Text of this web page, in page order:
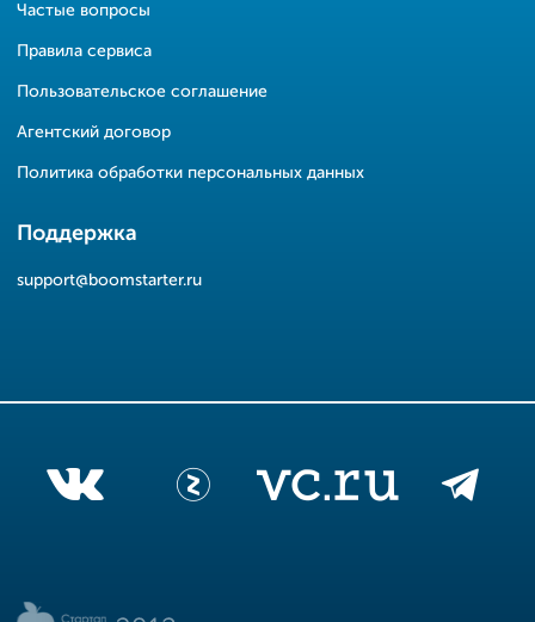
Частые вопросы
Правила сервиса
Пользовательское соглашение
Агентский договор
Политика обработки персональных данных
Поддержка
support@boomstarter.ru